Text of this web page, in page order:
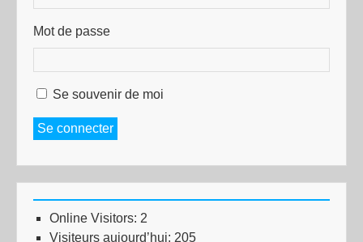
Mot de passe
Se souvenir de moi
Se connecter
Online Visitors: 2
Visiteurs aujourd’hui: 205